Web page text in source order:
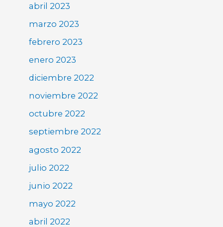
abril 2023
marzo 2023
febrero 2023
enero 2023
diciembre 2022
noviembre 2022
octubre 2022
septiembre 2022
agosto 2022
julio 2022
junio 2022
mayo 2022
abril 2022